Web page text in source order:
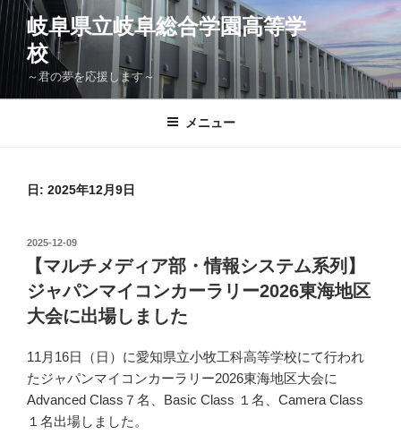
コ
ン
テ
ン
ツ
岐阜県立岐阜総合学園高等学
校
～君の夢を応援します～
メニュー
日: 2025年12月9日
投
日:
2025-12-09
【マルチメディア部・情報システム系列】
ジャパンマイコンカーラリー2026東海地区
大会に出場しました
11月16日（日）に愛知県立小牧工科高等学校にて行われ
たジャパンマイコンカーラリー2026東海地区大会に
Advanced Class７名、Basic Class １名、Camera Class
１名出場しました。